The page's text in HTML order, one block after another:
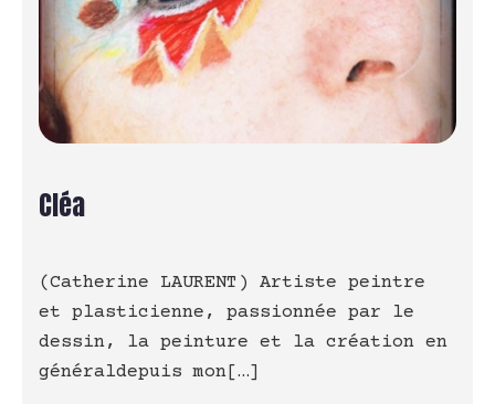
Cléa
(Catherine LAURENT) Artiste peintre
et plasticienne, passionnée par le
dessin, la peinture et la création en
généraldepuis mon[…]